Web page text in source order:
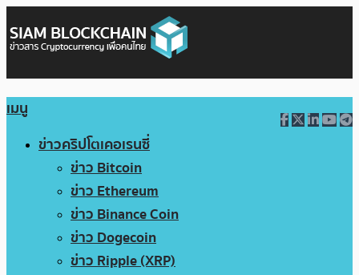
เมนู
ข่าวคริปโตเคอเรนซี่
ข่าว Bitcoin
ข่าว Ethereum
ข่าว Binance Coin
ข่าว Dogecoin
ข่าว Ripple (XRP)